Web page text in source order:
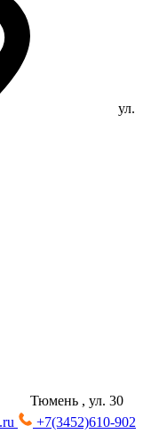
ул.
Тюмень , ул. 30
+7(3452)610-902